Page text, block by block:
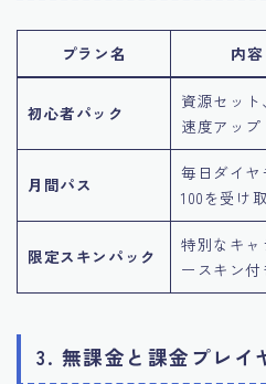
プラン名 内容
初心者パック
資源セット
速度アップ
月間パス
毎日ダイヤ
100を受け
限定スキンパック
特別なキャ
ースキン付
3. 無課金と課金プレイ